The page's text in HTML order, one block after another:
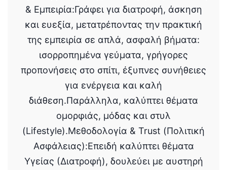
& Εμπειρία:Γράφει για διατροφή, άσκηση
και ευεξία, μετατρέποντας την πρακτική
της εμπειρία σε απλά, ασφαλή βήματα:
ισορροπημένα γεύματα, γρήγορες
προπονήσεις στο σπίτι, έξυπνες συνήθειες
για ενέργεια και καλή
διάθεση.Παράλληλα, καλύπτει θέματα
ομορφιάς, μόδας και στυλ
(Lifestyle).Μεθοδολογία & Trust (Πολιτική
Ασφάλειας):Επειδή καλύπτει θέματα
Υγείας (Διατροφή), δουλεύει με αυστηρή